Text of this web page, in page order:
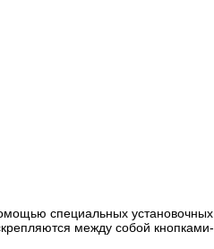
специальных установочных
между собой кнопками-